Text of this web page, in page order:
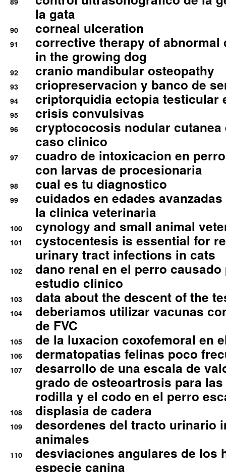
la gata
90 corneal ulceration
91
corrective therapy of abnormal
in the growing dog
92 cranio mandibular osteopathy
93 criopreservacion y banco de
94 criptorquidia ectopia testicular
95 crisis convulsivas
96
cryptococosis nodular cutanea
caso clinico
97
cuadro de intoxicacion en
con larvas de procesionaria
98 cual es tu diagnostico
99
cuidados en edades
la clinica veterinaria
100 cynology and small animal
101
cystocentesis is essential for
urinary tract infections in cats
102
dano renal en el perro
estudio clinico
103 data about the descent of the
104
deberiamos utilizar vacunas
de FVC
105 de la luxacion coxofemoral en
106 dermatopatias felinas poco
107
desarrollo de una escala de
grado de osteoartrosis para
rodilla y el codo en el perro
108 displasia de cadera
109
desordenes del tracto urinario
animales
110
desviaciones angulares de los
especie canina